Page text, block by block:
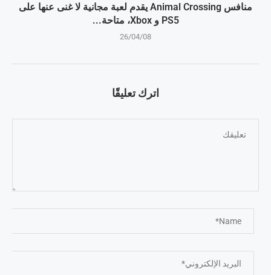
منافس Animal Crossing يقدم لعبة مجانية لا غنى عنها على
PS5 و Xbox، متاحة...
26/04/08
اترك تعليقًا